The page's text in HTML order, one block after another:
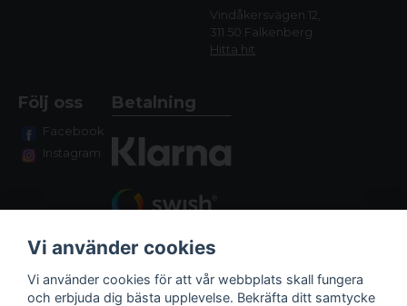
Vindåkersvägen 12,
311 50 Falkenberg
Hitta hit
Följ oss
Facebook
Instagram
Betalning
Vi använder cookies
Vi använder cookies för att vår webbplats skall fungera
och erbjuda dig bästa upplevelse. Bekräfta ditt samtycke